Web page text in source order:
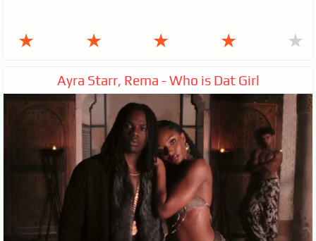
★ ★ ★ ★ ★
Ayra Starr, Rema - Who is Dat Girl